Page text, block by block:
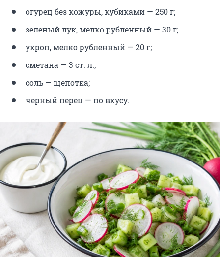
огурец без кожуры, кубиками — 250 г;
зеленый лук, мелко рубленный — 30 г;
укроп, мелко рубленный — 20 г;
сметана — 3 ст. л.;
соль — щепотка;
черный перец — по вкусу.